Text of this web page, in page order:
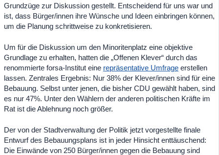
Grundzüge zur Diskussion gestellt. Entscheidend für uns war und
ist, dass Bürger/innen ihre Wünsche und Ideen einbringen können,
um die Planung schrittweise zu konkretisieren.
Um für die Diskussion um den Minoritenplatz eine objektive
Grundlage zu erhalten, hatten die „Offenen Klever“ durch das
renommierte forsa-Institut eine repräsentative Umfrage erstellen
lassen. Zentrales Ergebnis: Nur 38% der Klever/innen sind für eine
Bebauung. Selbst unter jenen, die bisher CDU gewählt haben, sind
es nur 47%. Unter den Wählern der anderen politischen Kräfte im
Rat ist die Ablehnung noch größer.
Der von der Stadtverwaltung der Politik jetzt vorgestellte finale
Entwurf des Bebauungsplans ist in jeder Hinsicht enttäuschend:
Die Einwände von 250 Bürger/innen gegen die Bebauung sind